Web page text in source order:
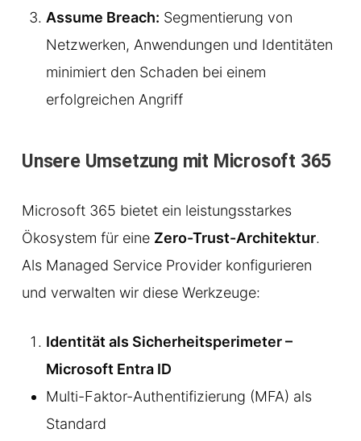
Assume Breach: Segmentierung von
Netzwerken, Anwendungen und Identitäten
minimiert den Schaden bei einem
erfolgreichen Angriff
Unsere Umsetzung mit Microsoft 365
Microsoft 365 bietet ein leistungsstarkes
Ökosystem für eine Zero-Trust-Architektur.
Als Managed Service Provider konfigurieren
und verwalten wir diese Werkzeuge:
Identität als Sicherheitsperimeter –
Microsoft Entra ID
Multi-Faktor-Authentifizierung (MFA) als
Standard